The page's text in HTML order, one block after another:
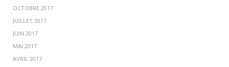
OCTOBRE 2017
JUILLET 2017
JUIN 2017
MAI 2017
AVRIL 2017